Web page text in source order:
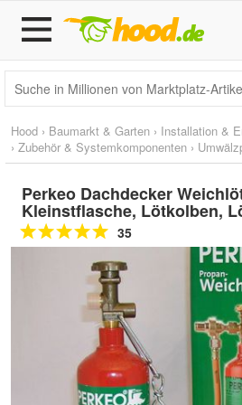
Hood › Baumarkt & Garten › Installation &
› Zubehör & Systemkomponenten ›
Perkeo Dachdecker
Kleinstflasche, Lötkolben,
35